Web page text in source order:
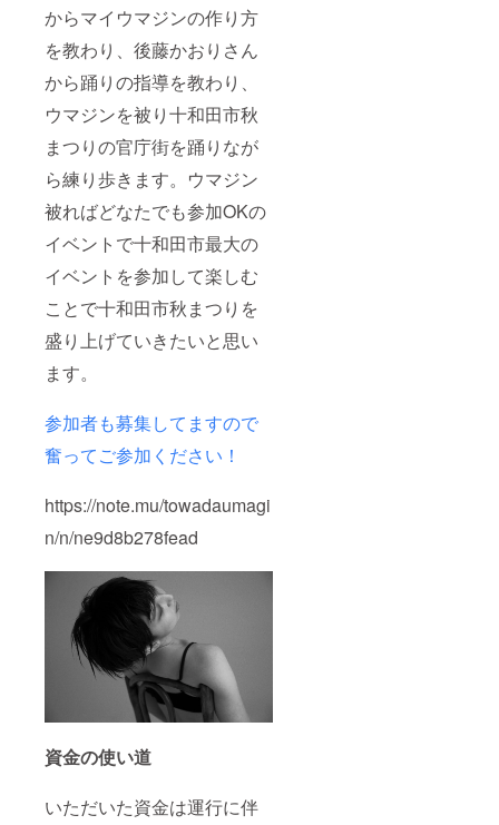
からマイウマジンの作り方
を教わり、後藤かおりさん
から踊りの指導を教わり、
ウマジンを被り十和田市秋
まつりの官庁街を踊りなが
ら練り歩きます。ウマジン
被ればどなたでも参加OKの
イベントで十和田市最大の
イベントを参加して楽しむ
ことで十和田市秋まつりを
盛り上げていきたいと思い
ます。
参加者も募集してますので
奮ってご参加ください！
https://note.mu/towadaumagi
n/n/ne9d8b278fead
資金の使い道
いただいた資金は運行に伴